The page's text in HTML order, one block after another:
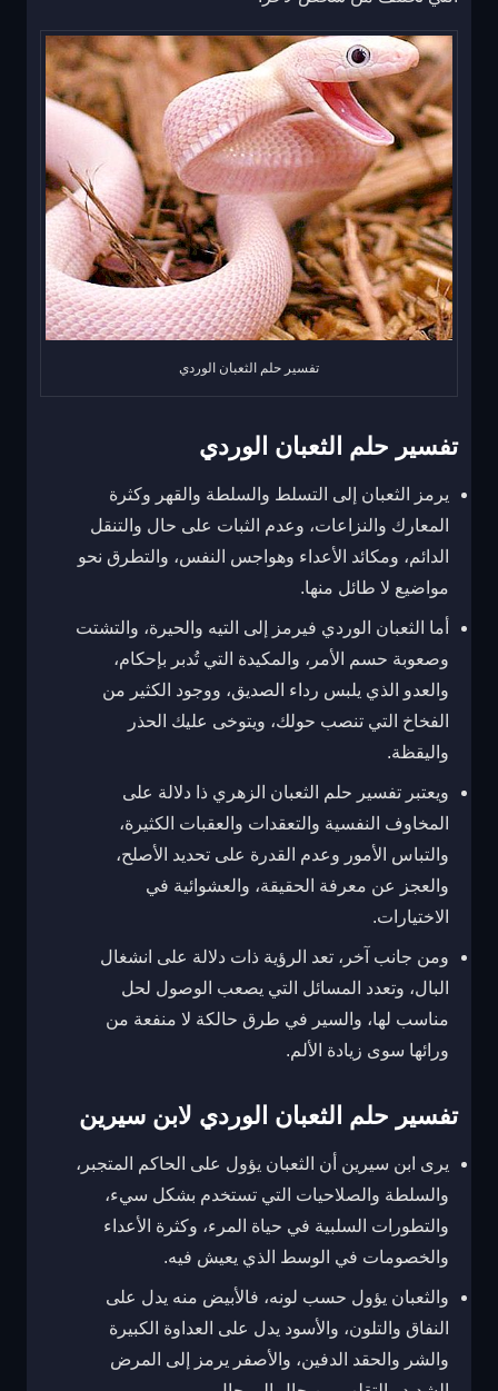
تفسير حلم الثعبان الوردي
تفسير حلم الثعبان الوردي
يرمز الثعبان إلى التسلط والسلطة والقهر وكثرة
المعارك والنزاعات، وعدم الثبات على حال والتنقل
الدائم، ومكائد الأعداء وهواجس النفس، والتطرق نحو
مواضيع لا طائل منها.
أما الثعبان الوردي فيرمز إلى التيه والحيرة، والتشتت
وصعوبة حسم الأمر، والمكيدة التي تُدبر بإحكام،
والعدو الذي يلبس رداء الصديق، ووجود الكثير من
الفخاخ التي تنصب حولك، ويتوخى عليك الحذر
واليقظة.
ويعتبر تفسير حلم الثعبان الزهري ذا دلالة على
المخاوف النفسية والتعقدات والعقبات الكثيرة،
والتباس الأمور وعدم القدرة على تحديد الأصلح،
والعجز عن معرفة الحقيقة، والعشوائية في
الاختيارات.
ومن جانب آخر، تعد الرؤية ذات دلالة على انشغال
البال، وتعدد المسائل التي يصعب الوصول لحل
مناسب لها، والسير في طرق حالكة لا منفعة من
ورائها سوى زيادة الألم.
تفسير حلم الثعبان الوردي لابن سيرين
يرى ابن سيرين أن الثعبان يؤول على الحاكم المتجبر،
والسلطة والصلاحيات التي تستخدم بشكل سيء،
والتطورات السلبية في حياة المرء، وكثرة الأعداء
والخصومات في الوسط الذي يعيش فيه.
والثعبان يؤول حسب لونه، فالأبيض منه يدل على
النفاق والتلون، والأسود يدل على العداوة الكبيرة
والشر والحقد الدفين، والأصفر يرمز إلى المرض